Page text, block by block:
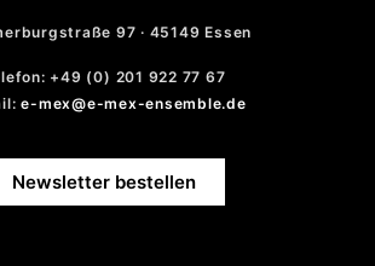
97 · 45149 Essen
+49 (0) 201 922 77 67
e-mex@e-mex-ensemble.de
Newsletter bestellen